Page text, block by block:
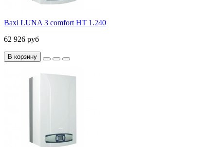
Baxi LUNA 3 comfort HT 1.240
62 926 руб
В корзину